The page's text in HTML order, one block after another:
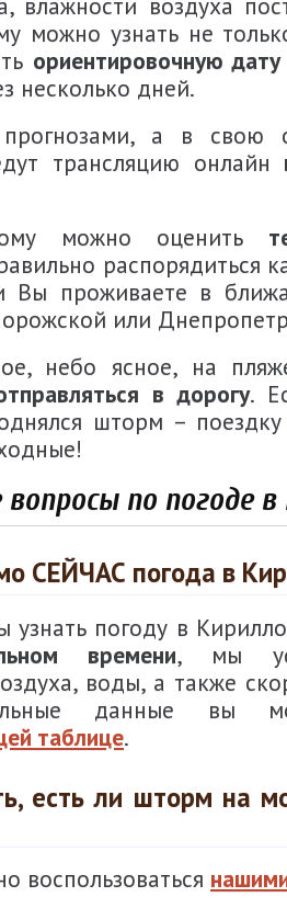
можно узнать не
ориентировочную дату
несколько дней.
а в свою
трансляцию онлайн
можно оценить
распорядиться
Вы проживаете в
или
небо ясное, на
в дорогу.
шторм –
вопросы по погоде
СЕЙЧАС погода в
узнать погоду в
времени, мы
воды, а также
данные вы
таблице.
есть ли шторм на
воспользоваться